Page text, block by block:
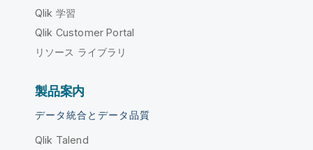
Qlik 学習
Qlik Customer Portal
リソース ライブラリ
製品案内
データ統合とデータ品質
Qlik Talend